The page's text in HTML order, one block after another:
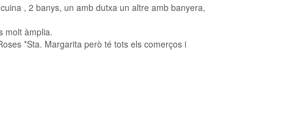
molt àmplia.
*Sta. Margarita però té tots els comerços i